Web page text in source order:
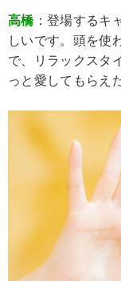
高橋：登場するキ
しいです。頭を使
で、リラックスタ
っと愛してもらえ